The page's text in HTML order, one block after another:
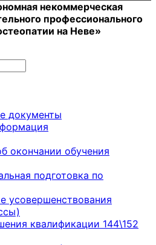
некоммерческая
профессионального
на Неве»
документы
окончании обучения
подготовка по
усовершенствования
квалификации 144\152